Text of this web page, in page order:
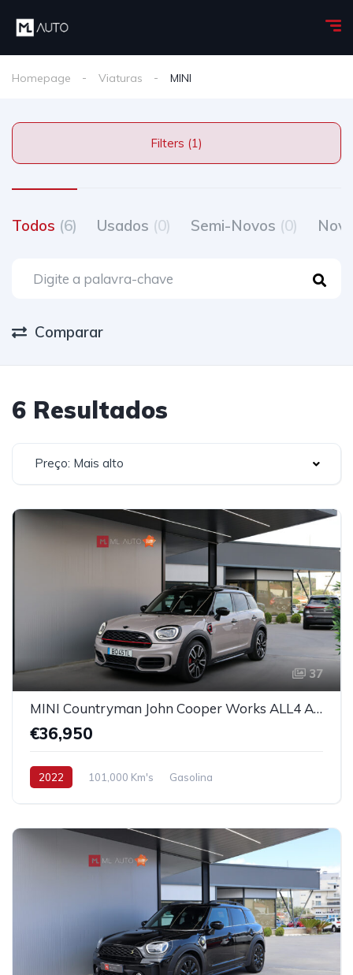
Homepage Viaturas MINI
Filters (1)
Todos (6) Usados (0) Semi-Novos (0)
Comparar
6 Resultados
Preço: Mais alto
37
MINI Countryman John Cooper Works ALL4 Auto Desportiva
€36,950
2022 101,000 Km's Gasolina